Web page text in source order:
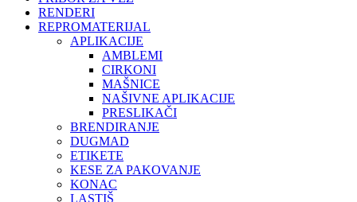
RENDERI
REPROMATERIJAL
APLIKACIJE
AMBLEMI
CIRKONI
MAŠNICE
NAŠIVNE APLIKACIJE
PRESLIKAČI
BRENDIRANJE
DUGMAD
ETIKETE
KESE ZA PAKOVANJE
KONAC
LASTIŠ